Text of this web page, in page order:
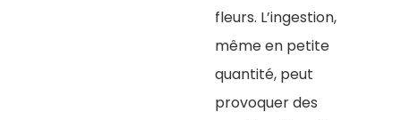
fleurs. L’ingestion,
même en petite
quantité, peut
provoquer des